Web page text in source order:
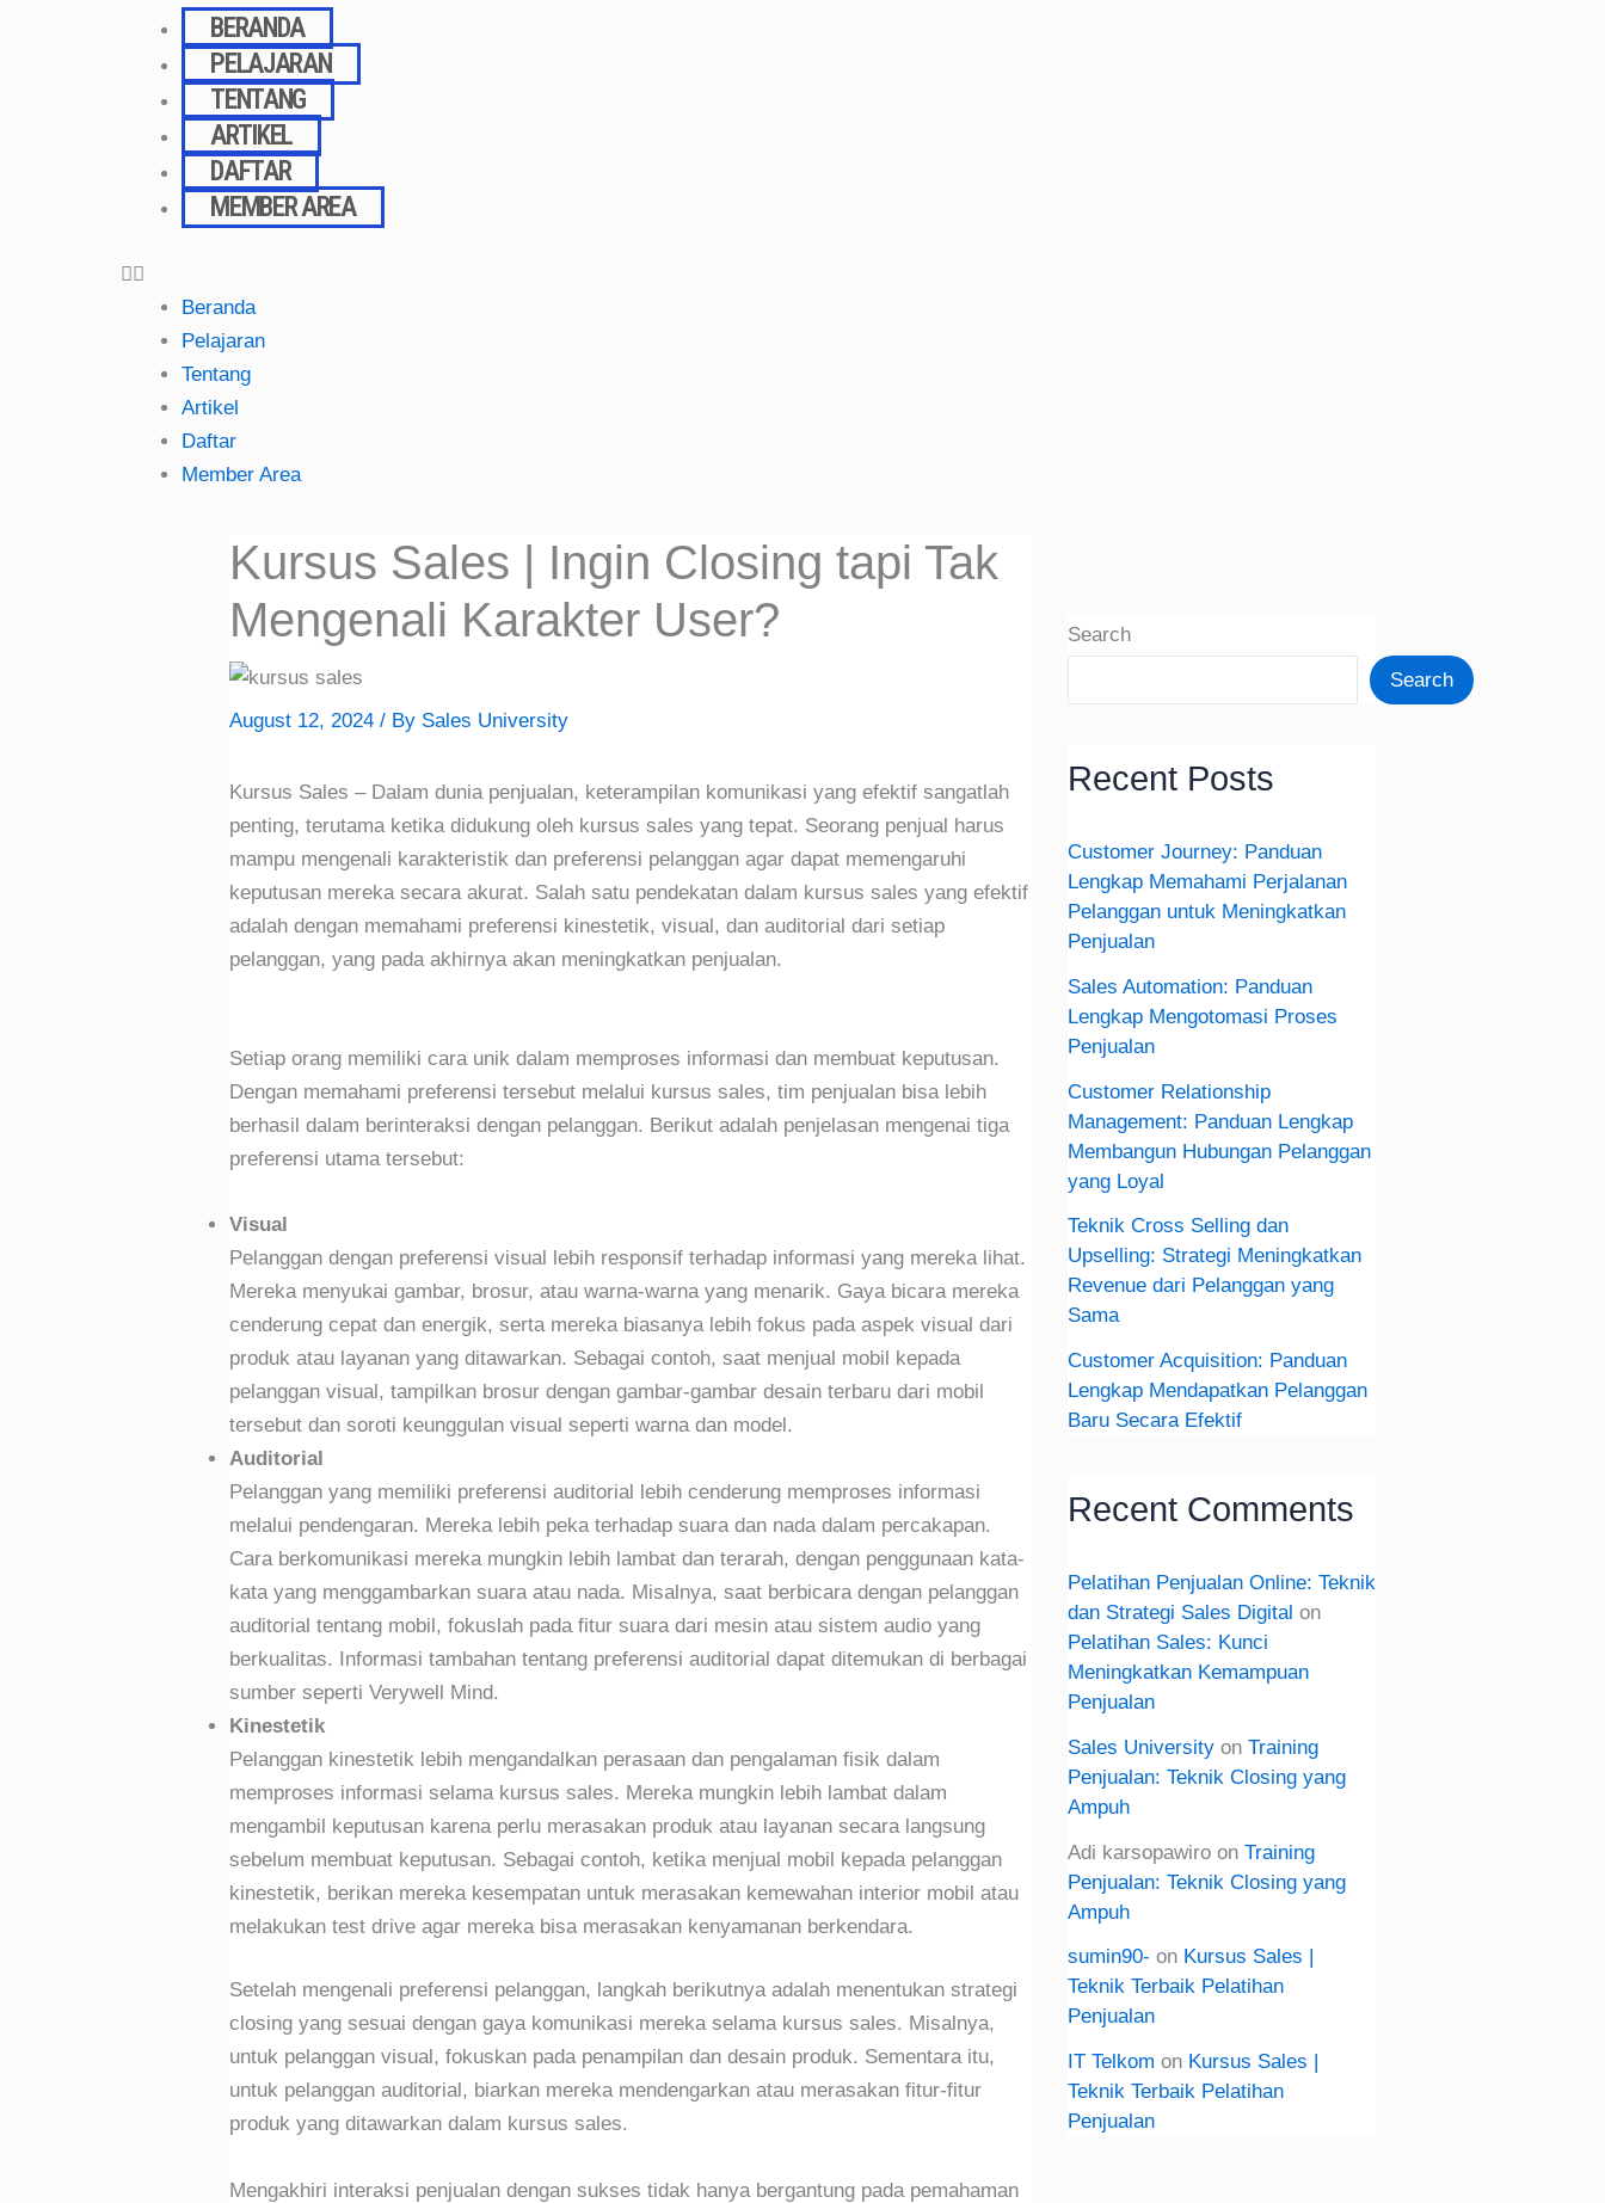
BERANDA
PELAJARAN
TENTANG
ARTIKEL
DAFTAR
MEMBER AREA
Beranda
Pelajaran
Tentang
Artikel
Daftar
Member Area
Kursus Sales | Ingin Closing tapi Tak
Mengenali Karakter User?
August 12, 2024 / By Sales University
Kursus Sales – Dalam dunia penjualan, keterampilan komunikasi yang efektif sangatlah
penting, terutama ketika didukung oleh kursus sales yang tepat. Seorang penjual harus
mampu mengenali karakteristik dan preferensi pelanggan agar dapat memengaruhi
keputusan mereka secara akurat. Salah satu pendekatan dalam kursus sales yang efektif
adalah dengan memahami preferensi kinestetik, visual, dan auditorial dari setiap
pelanggan, yang pada akhirnya akan meningkatkan penjualan.
Setiap orang memiliki cara unik dalam memproses informasi dan membuat keputusan.
Dengan memahami preferensi tersebut melalui kursus sales, tim penjualan bisa lebih
berhasil dalam berinteraksi dengan pelanggan. Berikut adalah penjelasan mengenai tiga
preferensi utama tersebut:
Visual
Pelanggan dengan preferensi visual lebih responsif terhadap informasi yang mereka lihat.
Mereka menyukai gambar, brosur, atau warna-warna yang menarik. Gaya bicara mereka
cenderung cepat dan energik, serta mereka biasanya lebih fokus pada aspek visual dari
produk atau layanan yang ditawarkan. Sebagai contoh, saat menjual mobil kepada
pelanggan visual, tampilkan brosur dengan gambar-gambar desain terbaru dari mobil
tersebut dan soroti keunggulan visual seperti warna dan model.
Auditorial
Pelanggan yang memiliki preferensi auditorial lebih cenderung memproses informasi
melalui pendengaran. Mereka lebih peka terhadap suara dan nada dalam percakapan.
Cara berkomunikasi mereka mungkin lebih lambat dan terarah, dengan penggunaan kata-
kata yang menggambarkan suara atau nada. Misalnya, saat berbicara dengan pelanggan
auditorial tentang mobil, fokuslah pada fitur suara dari mesin atau sistem audio yang
berkualitas. Informasi tambahan tentang preferensi auditorial dapat ditemukan di berbagai
sumber seperti Verywell Mind.
Kinestetik
Pelanggan kinestetik lebih mengandalkan perasaan dan pengalaman fisik dalam
memproses informasi selama kursus sales. Mereka mungkin lebih lambat dalam
mengambil keputusan karena perlu merasakan produk atau layanan secara langsung
sebelum membuat keputusan. Sebagai contoh, ketika menjual mobil kepada pelanggan
kinestetik, berikan mereka kesempatan untuk merasakan kemewahan interior mobil atau
melakukan test drive agar mereka bisa merasakan kenyamanan berkendara.
Setelah mengenali preferensi pelanggan, langkah berikutnya adalah menentukan strategi
closing yang sesuai dengan gaya komunikasi mereka selama kursus sales. Misalnya,
untuk pelanggan visual, fokuskan pada penampilan dan desain produk. Sementara itu,
untuk pelanggan auditorial, biarkan mereka mendengarkan atau merasakan fitur-fitur
produk yang ditawarkan dalam kursus sales.
Mengakhiri interaksi penjualan dengan sukses tidak hanya bergantung pada pemahaman
Search
Search
Recent Posts
Customer Journey: Panduan
Lengkap Memahami Perjalanan
Pelanggan untuk Meningkatkan
Penjualan
Sales Automation: Panduan
Lengkap Mengotomasi Proses
Penjualan
Customer Relationship
Management: Panduan Lengkap
Membangun Hubungan Pelanggan
yang Loyal
Teknik Cross Selling dan
Upselling: Strategi Meningkatkan
Revenue dari Pelanggan yang
Sama
Customer Acquisition: Panduan
Lengkap Mendapatkan Pelanggan
Baru Secara Efektif
Recent Comments
Pelatihan Penjualan Online: Teknik
dan Strategi Sales Digital on
Pelatihan Sales: Kunci
Meningkatkan Kemampuan
Penjualan
Sales University on Training
Penjualan: Teknik Closing yang
Ampuh
Adi karsopawiro on Training
Penjualan: Teknik Closing yang
Ampuh
sumin90- on Kursus Sales |
Teknik Terbaik Pelatihan
Penjualan
IT Telkom on Kursus Sales |
Teknik Terbaik Pelatihan
Penjualan